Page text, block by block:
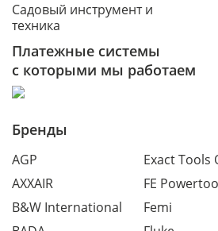
Садовый инструмент и
техника
Платежные системы
с которыми мы работаем
Бренды
AGP
AXXAIR
B&W International
Exact Tools
FE
Femi